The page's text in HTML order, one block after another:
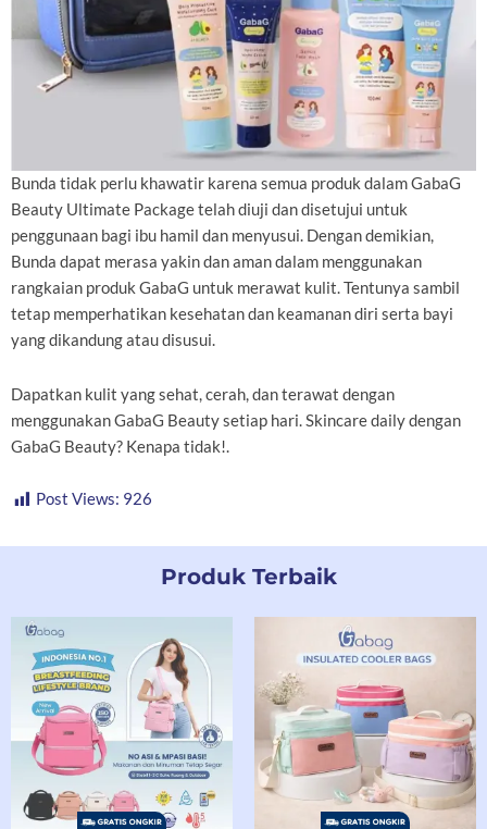
Bunda tidak perlu khawatir karena semua produk dalam GabaG
Beauty Ultimate Package telah diuji dan disetujui untuk
penggunaan bagi ibu hamil dan menyusui. Dengan demikian,
Bunda dapat merasa yakin dan aman dalam menggunakan
rangkaian produk GabaG untuk merawat kulit. Tentunya sambil
tetap memperhatikan kesehatan dan keamanan diri serta bayi
yang dikandung atau disusui.
Dapatkan kulit yang sehat, cerah, dan terawat dengan
menggunakan GabaG Beauty setiap hari. Skincare daily dengan
GabaG Beauty? Kenapa tidak!.
Post Views: 926
Produk Terbaik